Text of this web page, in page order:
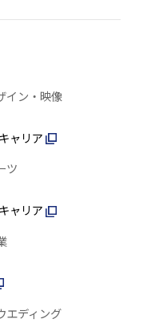
イン・映像
キャリア
ツ
キャリア
エディング